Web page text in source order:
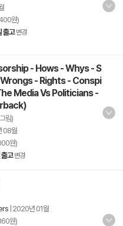
원)
출고 변경
- Hows - Whys - S
- Rights - Conspi
Media Vs Politicians -
림)
08월
원)
고 변경
2020년 01월
원)